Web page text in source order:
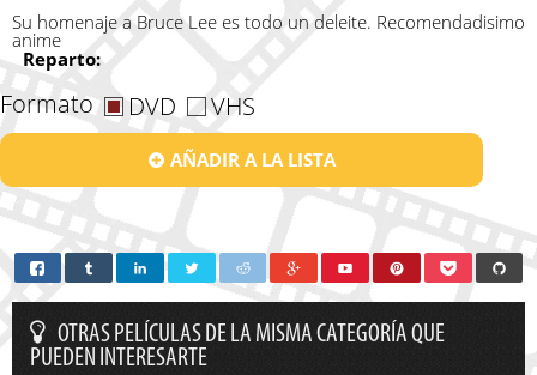
Su homenaje a Bruce Lee es todo un deleite. Recomendadisimo
anime
Reparto:
Formato DVD VHS
AÑADIR A LA LISTA
OTRAS PELÍCULAS DE LA MISMA CATEGORÍA QUE
PUEDEN INTERESARTE